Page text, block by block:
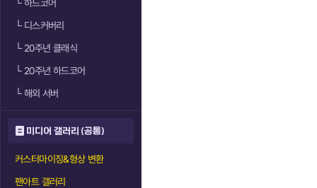
└하드코어
└디스커버리
└20주년 클래식
└20주년 하드코어
└해외 서버
미디어 갤러리 (공통)
커스터마이징&형상 변환
팬아트 갤러리